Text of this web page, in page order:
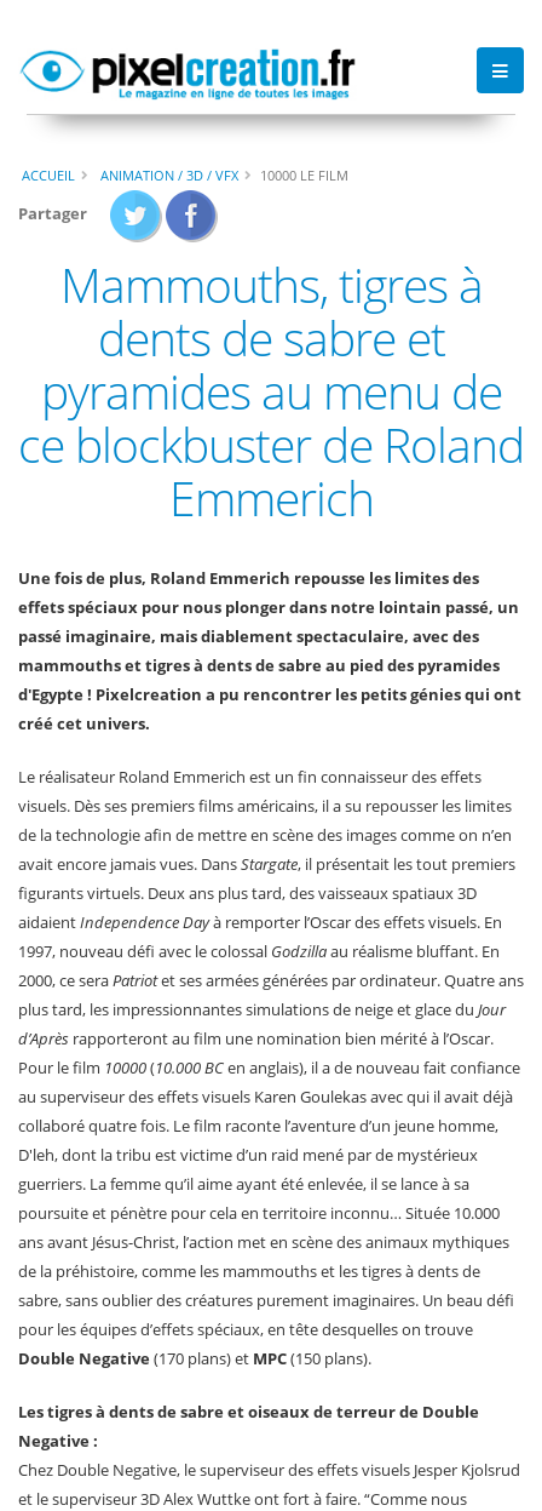
ACCUEIL ANIMATION / 3D / VFX 10000 LE FILM
Partager
Mammouths, tigres à
dents de sabre et
pyramides au menu de
ce blockbuster de Roland
Emmerich
Une fois de plus, Roland Emmerich repousse les limites des
effets spéciaux pour nous plonger dans notre lointain passé, un
passé imaginaire, mais diablement spectaculaire, avec des
mammouths et tigres à dents de sabre au pied des pyramides
d'Egypte ! Pixelcreation a pu rencontrer les petits génies qui ont
créé cet univers.
Le réalisateur Roland Emmerich est un fin connaisseur des effets
visuels. Dès ses premiers films américains, il a su repousser les limites
de la technologie afin de mettre en scène des images comme on n’en
avait encore jamais vues. DansStargate, il présentait les tout premiers
figurants virtuels. Deux ans plus tard, des vaisseaux spatiaux 3D
aidaientIndependence Dayà remporter l’Oscar des effets visuels. En
1997, nouveau défi avec le colossal Godzillaau réalisme bluffant. En
2000, ce seraPatriotet ses armées générées par ordinateur. Quatre ans
plus tard, les impressionnantes simulations de neige et glace du Jour
d’Après rapporteront au film une nomination bien mérité à l’Oscar.
Pour le film 10000(10.000 BCen anglais), il a de nouveau fait confiance
au superviseur des effets visuels Karen Goulekas avec qui il avait déjà
collaboré quatre fois. Le film raconte l’aventure d’un jeune homme,
D'leh, dont la tribu est victime d’un raid mené par de mystérieux
guerriers. La femme qu’il aime ayant été enlevée, il se lance à sa
poursuite et pénètre pour cela en territoire inconnu… Située 10.000
ans avant Jésus-Christ, l’action met en scène des animaux mythiques
de la préhistoire, comme les mammouths et les tigres à dents de
sabre, sans oublier des créatures purement imaginaires. Un beau défi
pour les équipes d’effets spéciaux, en tête desquelles on trouve
Double Negative(170 plans) et MPC(150 plans).
Les tigres à dents de sabre et oiseaux de terreur de Double
Negative :
Chez Double Negative, le superviseur des effets visuels Jesper Kjolsrud
et le superviseur 3D Alex Wuttke ont fort à faire. “Comme nous